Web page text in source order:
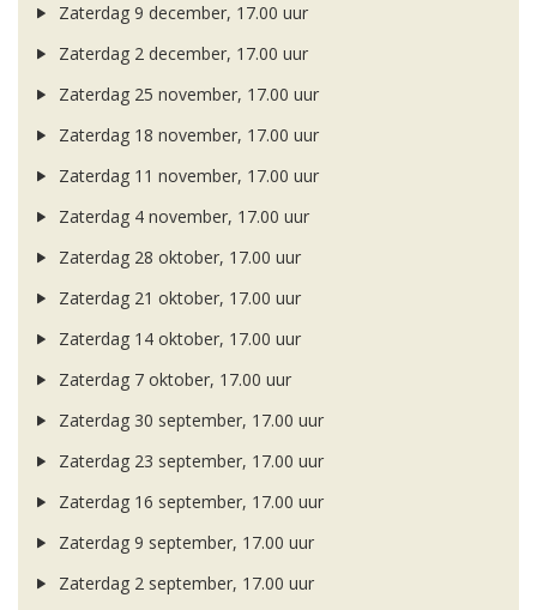
Zaterdag 9 december, 17.00 uur
Zaterdag 2 december, 17.00 uur
Zaterdag 25 november, 17.00 uur
Zaterdag 18 november, 17.00 uur
Zaterdag 11 november, 17.00 uur
Zaterdag 4 november, 17.00 uur
Zaterdag 28 oktober, 17.00 uur
Zaterdag 21 oktober, 17.00 uur
Zaterdag 14 oktober, 17.00 uur
Zaterdag 7 oktober, 17.00 uur
Zaterdag 30 september, 17.00 uur
Zaterdag 23 september, 17.00 uur
Zaterdag 16 september, 17.00 uur
Zaterdag 9 september, 17.00 uur
Zaterdag 2 september, 17.00 uur